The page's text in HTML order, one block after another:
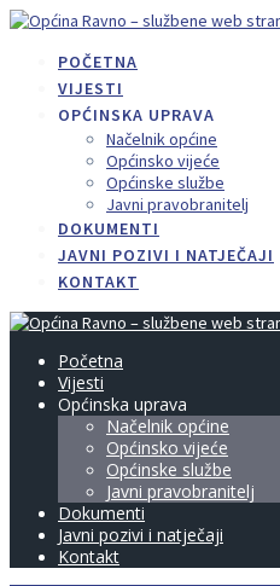
Skip
contentPOČETNA
VIJESTI
OPĆINSKA UPRAVA
Načelnik općine
Općinsko vijeće
Općinske službe
Javni pravobranitelj
DOKUMENTI
JAVNI POZIVI I NATJEČAJI
KONTAKT
Početna
Vijesti
Općinska uprava
Načelnik općine
Općinsko vijeće
Općinske službe
Javni pravobranitelj
Dokumenti
Javni pozivi i natječaji
Kontakt